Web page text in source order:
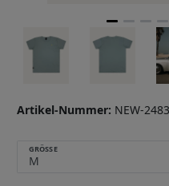
Artikel-Nummer: NEW-
GRÖSSE